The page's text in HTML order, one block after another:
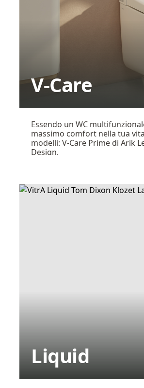
V-Care
Essendo un WC
massimo comfort nella tua
modelli: V-Care Prime di Arik
Design.
Liquid